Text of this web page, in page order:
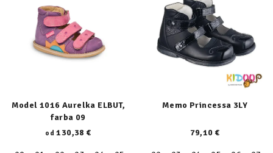
Model 1016 Aurelka ELBUT,
farba 09
od 130,38 €
Memo Princessa 3LY
79,10 €